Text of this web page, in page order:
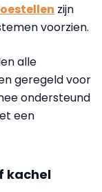
zijn
voorzien.
alle
geregeld voor
ondersteund
een
kachel